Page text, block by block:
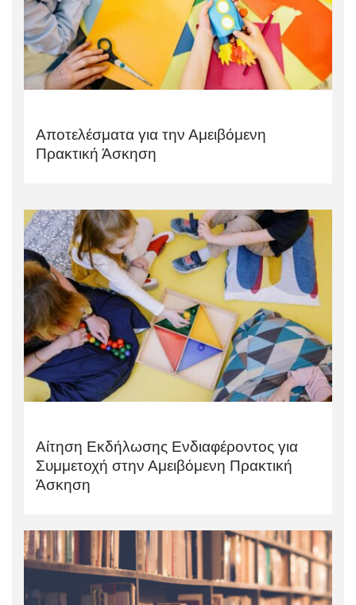
Αποτελέσματα για την Αμειβόμενη
Πρακτική Άσκηση
Αίτηση Εκδήλωσης Ενδιαφέροντος για
Συμμετοχή στην Αμειβόμενη Πρακτική
Άσκηση